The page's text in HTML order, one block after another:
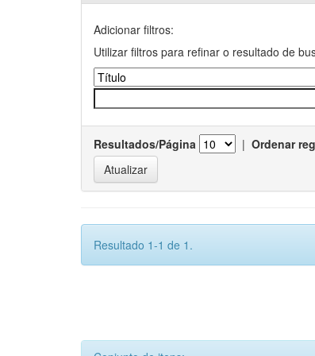
Adicionar filtros:
Utilizar filtros para refinar o resultado de
Resultados/Página | Ordenar
Resultado 1-1 de 1.